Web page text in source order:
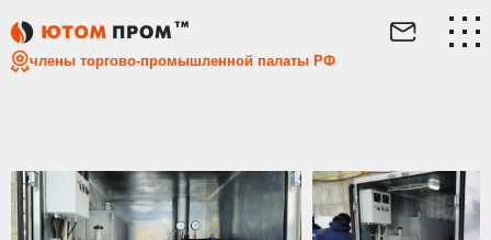
члены торгово-промышленной палаты РФ